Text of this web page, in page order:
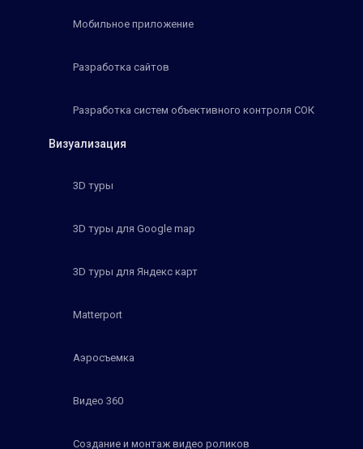
Мобильное приложение
Разработка сайтов
Разработка систем объективного контроля СОК
Визуализация
3D туры
3D туры для Google map
3D туры для Яндекс карт
Matterport
Аэросъемка
Видео 360
Создание и монтаж видео роликов